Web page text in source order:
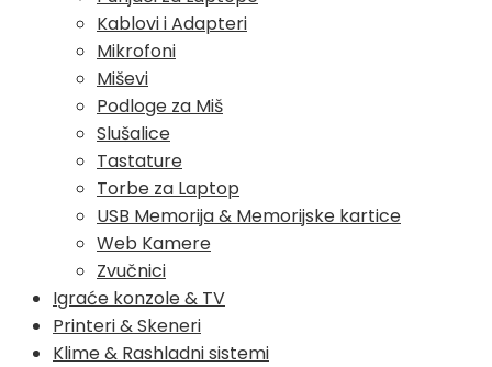
Kablovi i Adapteri
Mikrofoni
Miševi
Podloge za Miš
Slušalice
Tastature
Torbe za Laptop
USB Memorija & Memorijske kartice
Web Kamere
Zvučnici
Igraće konzole & TV
Printeri & Skeneri
Klime & Rashladni sistemi